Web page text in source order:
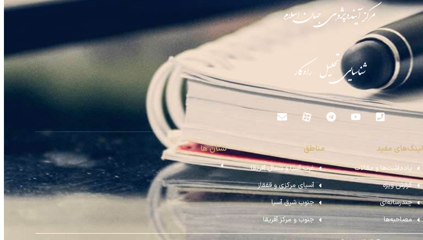
مرکز آینده‌پژوهی جهان اسلام
شناسایی تحلیل راه‌کار
لینک‌های مفید
یادداشت‌ها و مقالات
گزارش ویژه
چندرسانه‌ای
مصاحبه‌ها
مناطق
غرب آسیا و شمال آفریقا
آسیای مرکزی و قفقاز
جنوب شرق آسیا
جنوب و مرکز آفریقا
نشان ها